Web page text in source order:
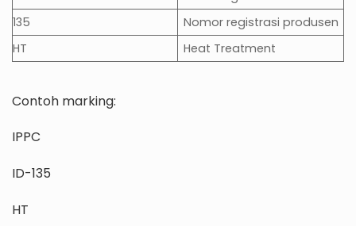
135
Nomor registrasi produsen
HT
Heat Treatment
Contoh marking:
IPPC
ID-135
HT